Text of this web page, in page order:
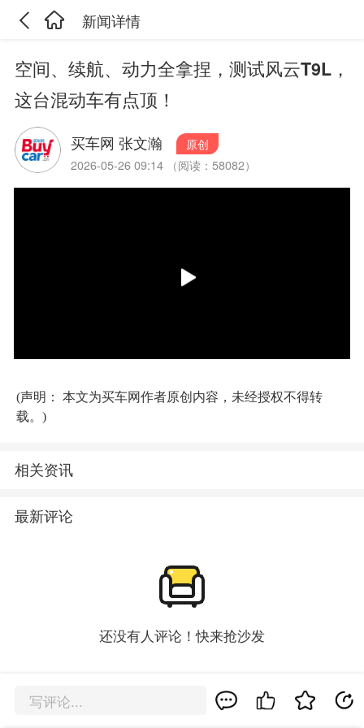
新闻详情
空间、续航、动力全拿捏，测试风云T9L，
这台混动车有点顶！
买车网 张文瀚
原创
2026-05-26 09:14 （阅读：58082）
(声明： 本文为买车网作者原创内容，未经授权不得转
载。)
相关资讯
最新评论
还没有人评论！快来抢沙发